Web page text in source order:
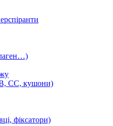
CC, кушони)
фіксатори)